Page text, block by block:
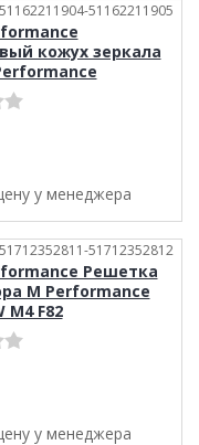
51162211905
кожух зеркала
у менеджера
51712352812
Решетка
M Performance
M4 F82
у менеджера